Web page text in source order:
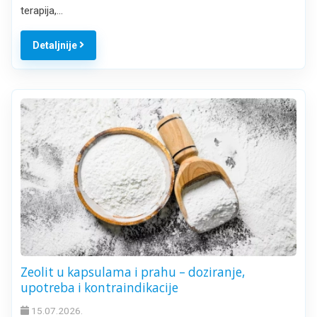
terapija,…
Detaljnije
Zeolit u kapsulama i prahu – doziranje,
upotreba i kontraindikacije
15.07.2026.